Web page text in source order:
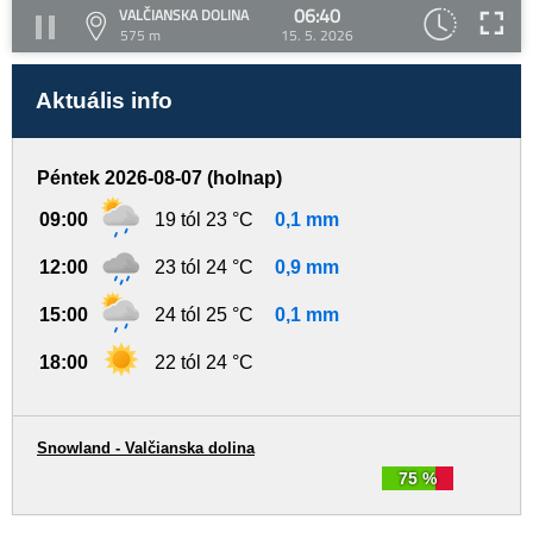
VALČIANSKA DOLINA
575 m
06:40
15. 5. 2026
Aktuális info
Péntek 2026-08-07 (holnap)
09:00 19 tól 23 °C 0,1 mm
12:00 23 tól 24 °C 0,9 mm
15:00 24 tól 25 °C 0,1 mm
18:00 22 tól 24 °C
75 %
Snowland - Valčianska dolina